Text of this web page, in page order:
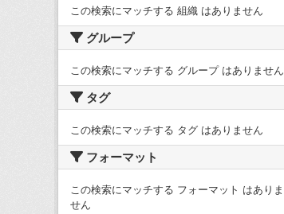
この検索にマッチする 組織 はありません
グループ
この検索にマッチする グループ はありません
タグ
この検索にマッチする タグ はありません
フォーマット
この検索にマッチする フォーマット はありま
せん